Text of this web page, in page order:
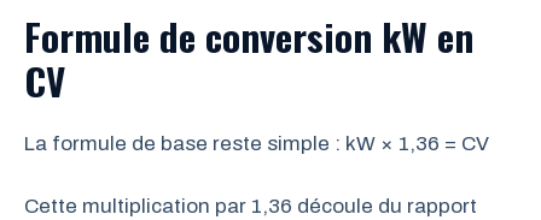
Formule de conversion kW en
CV
La formule de base reste simple : kW × 1,36 = CV
Cette multiplication par 1,36 découle du rapport